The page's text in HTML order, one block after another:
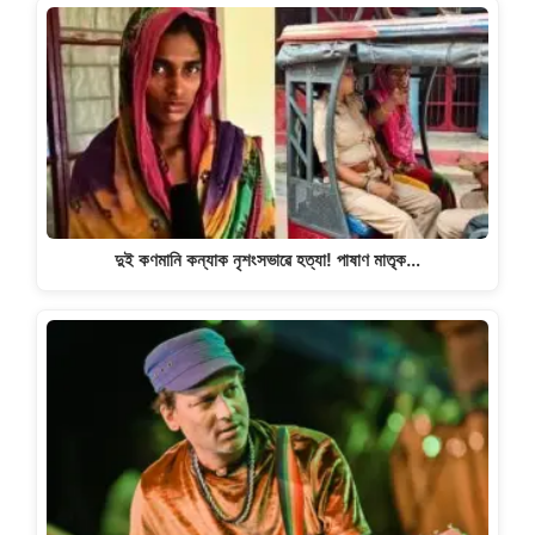
দুই কণমানি কন্যাক নৃশংসভাৱে হত্যা! পাষাণ মাতৃক…